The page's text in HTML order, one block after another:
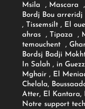
Msila , Mascara
Bordj Bou
, Tissemsilt , El
ahras , Tipaza ,
temouchent ,
Bordsj Badji
In Salah , in
Mghair , El
Chelala,
Atter, El Kantara,
Notre support